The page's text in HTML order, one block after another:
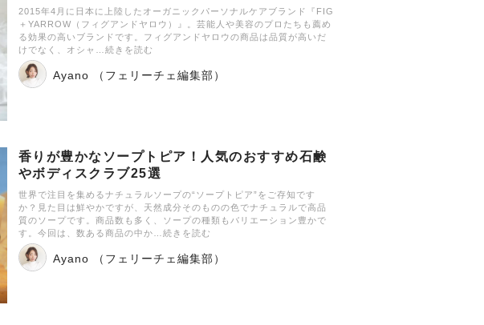
2015年4月に日本に上陸したオーガニックパーソナルケアブランド『FIG
＋YARROW（フィグアンドヤロウ）』。芸能人や美容のプロたちも薦め
る効果の高いブランドです。フィグアンドヤロウの商品は品質が高いだ
けでなく、オシャ…続きを読む
Ayano （フェリーチェ編集部）
香りが豊かなソープトピア！人気のおすすめ石鹸
やボディスクラブ25選
世界で注目を集めるナチュラルソープの“ソープトピア”をご存知です
か？見た目は鮮やかですが、天然成分そのものの色でナチュラルで高品
質のソープです。商品数も多く、ソープの種類もバリエーション豊かで
す。今回は、数ある商品の中か…続きを読む
Ayano （フェリーチェ編集部）